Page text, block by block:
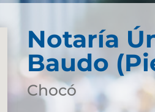
Notaría
Baudo
Chocó